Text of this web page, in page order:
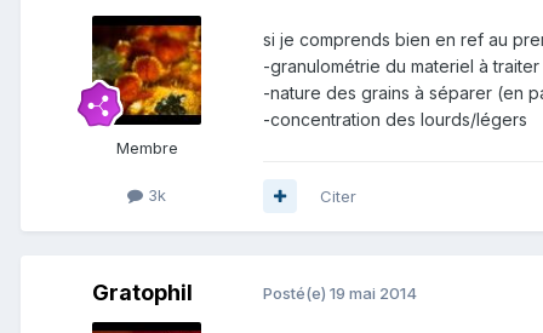
Membre
3k
si je comprends bien en ref au
-granulométrie du materiel à traiter
-nature des grains à séparer (en
-concentration des lourds/légers
Citer
Gratophil Posté(e) 19 mai 2014